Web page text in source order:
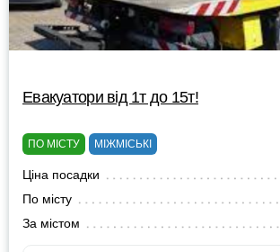
Евакуатори від 1т до 15т!
ПО МІСТУ МІЖМІСЬКІ
Ціна посадки
По місту
За містом